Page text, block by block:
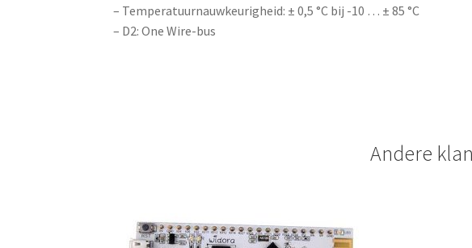
– Temperatuurnauwkeurigheid: ± 0,5 °C bij -10 … ± 85 °C
– D2: One Wire-bus
Andere